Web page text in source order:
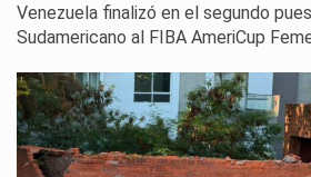
Venezuela finalizó en el segundo
Sudamericano al FIBA AmeriCup